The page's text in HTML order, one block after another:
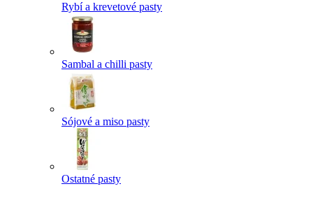
Rybí a krevetové pasty
Sambal a chilli pasty
Sójové a miso pasty
Ostatné pasty